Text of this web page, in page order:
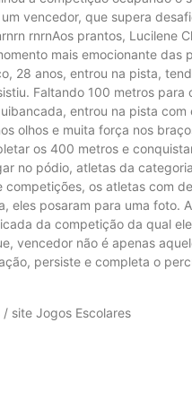
vencedor, que supera
rnrnAos prantos, Lucilene
mais emocionante
28 anos, entrou na pista,
Faltando 100 metros
entrou na pista
olhos e muita força nos
os 400 metros e
no pódio, atletas da
competições, os atletas com
eles posaram para uma foto.
da competição da qual
vencedor não é apenas
persiste e completa o
/ site Jogos Escolares